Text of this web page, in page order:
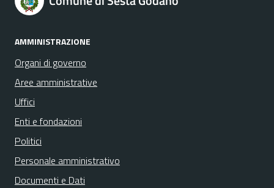
AMMINISTRAZIONE
Organi di governo
Aree amministrative
Uffici
Enti e fondazioni
Politici
Personale amministrativo
Documenti e Dati